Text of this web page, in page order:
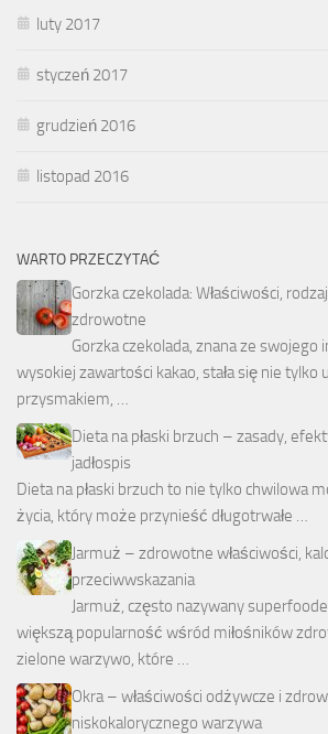
luty 2017
styczeń 2017
grudzień 2016
listopad 2016
WARTO PRZECZYTAĆ
Gorzka czekolada: Właściwości,
zdrowotne
Gorzka czekolada, znana ze
wysokiej zawartości kakao, stała się nie tylko
przysmakiem, …
Dieta na płaski brzuch – zasady,
jadłospis
Dieta na płaski brzuch to nie tylko chwilowa
życia, który może przynieść długotrwałe …
Jarmuż – zdrowotne właściwości,
przeciwwskazania
Jarmuż, często nazywany
większą popularność wśród miłośników
zielone warzywo, które …
Okra – właściwości odżywcze i
niskokalorycznego warzywa